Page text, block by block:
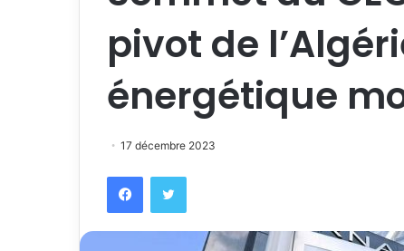
pivot de
énergétique
17 décembre 2023
FacebookTwitter